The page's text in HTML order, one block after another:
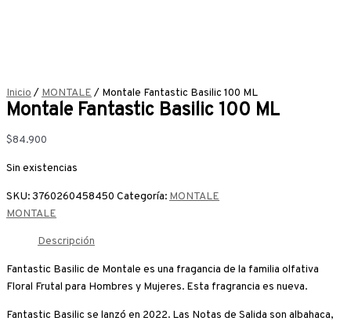
Inicio / MONTALE / Montale Fantastic Basilic 100 ML
Montale Fantastic Basilic 100 ML
$84.900
Sin existencias
SKU:3760260458450 Categoría: MONTALE
MONTALE
Descripción
Fantastic Basilic de Montale es una fragancia de la familia olfativa
Floral Frutal para Hombres y Mujeres. Esta fragrancia es nueva.
Fantastic Basilic se lanzó en 2022. Las Notas de Salida son albahaca,